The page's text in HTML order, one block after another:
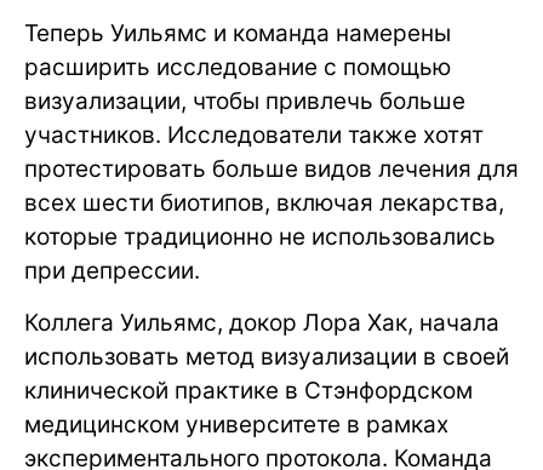
Теперь Уильямс и команда намерены
расширить исследование с помощью
визуализации, чтобы привлечь больше
участников. Исследователи также хотят
протестировать больше видов лечения для
всех шести биотипов, включая лекарства,
которые традиционно не использовались
при депрессии.
Коллега Уильямс, докор Лора Хак, начала
использовать метод визуализации в своей
клинической практике в Стэнфордском
медицинском университете в рамках
экспериментального протокола. Команда